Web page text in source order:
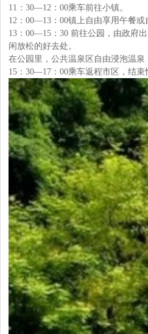
11：30—12：00乘车前往小镇。
12：00—13：00镇上自由享用午餐或
13：00—15：30 前往公园，由政府
闲放松的好去处。
在公园里，公共温泉区自由浸泡温泉
15：30—17：00乘车返程市区，结束